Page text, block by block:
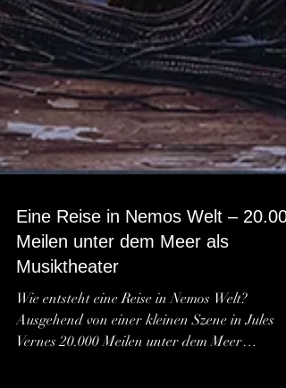
Eine Reise in Nemos Welt –
Meilen unter dem Meer als
Musiktheater